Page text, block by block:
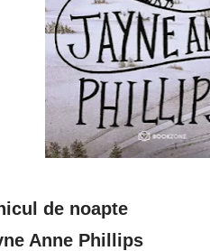
de noapte
Anne Phillips